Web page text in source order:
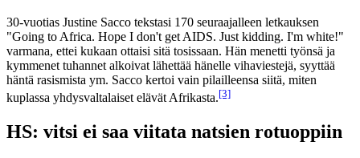
30-vuotias Justine Sacco tekstasi 170 seuraajalleen letkauksen
"Going to Africa. Hope I don't get AIDS. Just kidding. I'm white!"
varmana, ettei kukaan ottaisi sitä tosissaan. Hän menetti työnsä ja
kymmenet tuhannet alkoivat lähettää hänelle vihaviestejä, syyttää
häntä rasismista ym. Sacco kertoi vain pilailleensa siitä, miten
kuplassa yhdysvaltalaiset elävät Afrikasta.[3]
HS: vitsi ei saa viitata natsien rotuoppiin